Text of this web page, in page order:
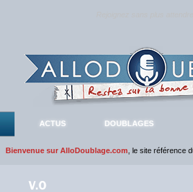
ACTUS DOUBLAGES
Bienvenue sur AlloDoublage.com , le site référence